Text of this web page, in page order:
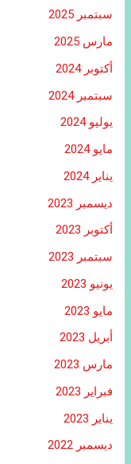
سبتمبر 2025
مارس 2025
أكتوبر 2024
سبتمبر 2024
يوليو 2024
مايو 2024
يناير 2024
ديسمبر 2023
أكتوبر 2023
سبتمبر 2023
يونيو 2023
مايو 2023
أبريل 2023
مارس 2023
فبراير 2023
يناير 2023
ديسمبر 2022